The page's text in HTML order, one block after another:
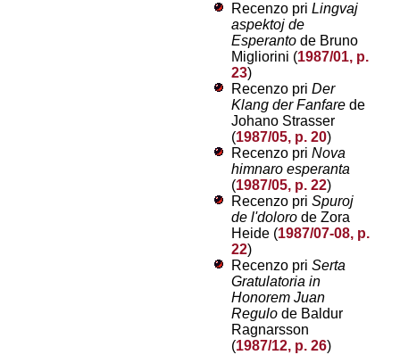
Recenzo pri Lingvaj
aspektoj de
Esperantode Bruno
Migliorini (1987/01, p.
23)
Recenzo pri Der
Klang der Fanfarede
Johano Strasser
(1987/05, p. 20)
Recenzo pri Nova
himnaro esperanta
(1987/05, p. 22)
Recenzo pri Spuroj
de l'dolorode Zora
Heide (1987/07-08, p.
22)
Recenzo pri Serta
Gratulatoria in
Honorem Juan
Regulode Baldur
Ragnarsson
(1987/12, p. 26)